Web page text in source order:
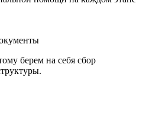
берем на себя сбор